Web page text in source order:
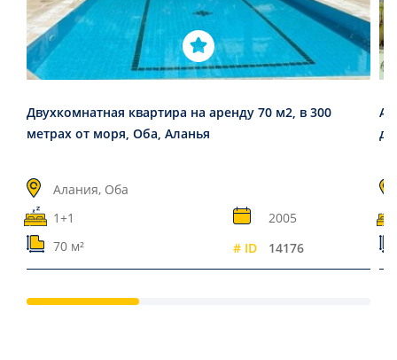
Двухкомнатная квартира на аренду 70 м2, в 300
метрах от моря, Оба, Аланья
Алания, Оба
1+1
2005
70 м²
# ID 14176